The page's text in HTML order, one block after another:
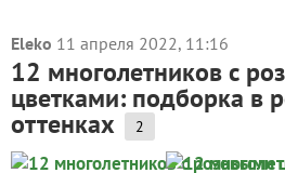
Eleko 11 апреля 2022, 11:16
12 многолетников с
цветками: подборка в
оттенках 2